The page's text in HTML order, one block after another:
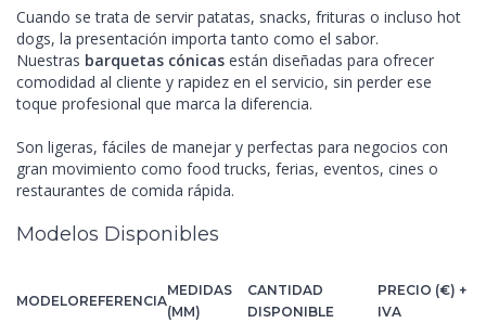
Cuando se trata de servir patatas, snacks, frituras o incluso hot
dogs, la presentación importa tanto como el sabor.
Nuestras barquetas cónicas están diseñadas para ofrecer
comodidad al cliente y rapidez en el servicio, sin perder ese
toque profesional que marca la diferencia.
Son ligeras, fáciles de manejar y perfectas para negocios con
gran movimiento como food trucks, ferias, eventos, cines o
restaurantes de comida rápida.
Modelos Disponibles
MODELOREFERENCIA
MEDIDAS
(MM)
CANTIDAD
DISPONIBLE
PRECIO (€) +
IVA